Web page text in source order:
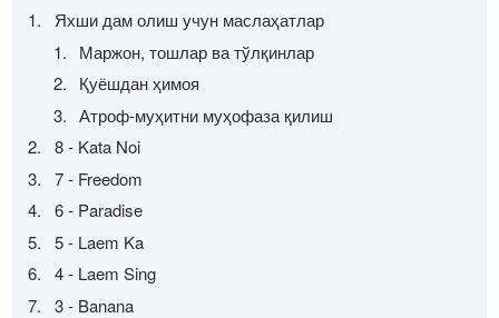
Яхши дам олиш учун маслаҳатлар
Маржон, тошлар ва тўлқинлар
Қуёшдан ҳимоя
Атроф-муҳитни муҳофаза қилиш
8 - Kata Noi
7 - Freedom
6 - Paradise
5 - Laem Ka
4 - Laem Sing
3 - Banana